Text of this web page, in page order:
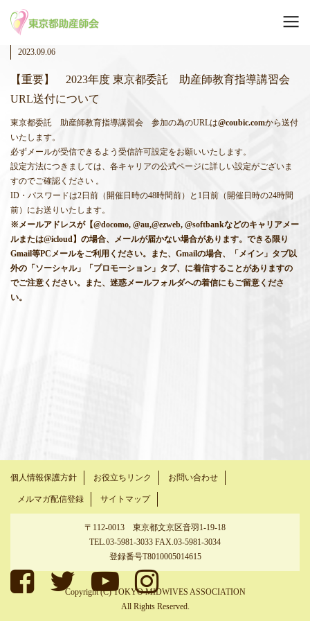
2023.09.06
【重要】 2023年度 東京都委託 助産師教育指導講習会
URL送付について
東京都委託 助産師教育指導講習会 参加の為のURLは@coubic.comから送付
いたします。
必ずメールが受信できるよう受信許可設定をお願いいたします。
設定方法につきましては、各キャリアの公式ページに詳しい設定がございま
すのでご確認ください 。
ID・パスワードは2日前（開催日時の48時間前）と1日前（開催日時の24時間
前）にお送りいたします。
※メールアドレスが【@docomo, @au,@ezweb, @softbankなどのキャリアメー
ルまたは@icloud】の場合、メールが届かない場合があります。できる限り
Gmail等PCメールをご利用ください。また、 Gmailの場合、「メイン」タブ以
外の「ソーシャル」「プロモーション」タブ、に着信することがありますの
でご注意ください。また、迷惑メールフォルダへの着信にもご留意くださ
い。
個人情報保護方針 お役立ちリンク お問い合わせ
メルマガ配信登録 サイトマップ
〒112-0013 東京都文京区音羽1-19-18
TEL.03-5981-3033 FAX.03-5981-3034
登録番号T8010005014615
Copyright (C) TOKYO MIDWIVES ASSOCIATION
All Rights Reserved.